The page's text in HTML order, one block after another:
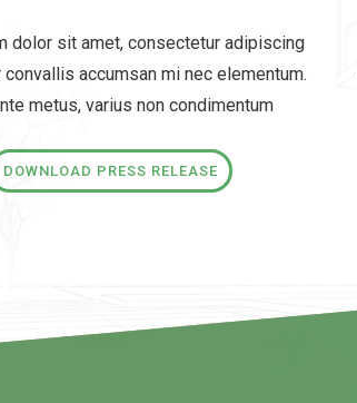
dolor sit amet, consectetur adipiscing
accumsan mi nec elementum.
metus, varius non condimentum
DOWNLOAD PRESS RELEASE